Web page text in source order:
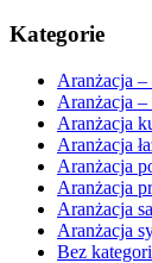
Kategorie
Aranżacja
Aranżacja –
Aranżacja
Aranżacja
Aranżacja
Aranżacja
Aranżacja
Aranżacja
Bez